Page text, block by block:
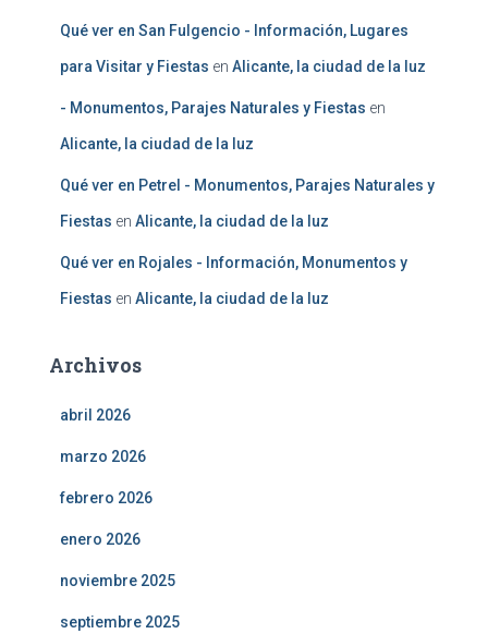
Qué ver en San Fulgencio - Información, Lugares
para Visitar y Fiestas en Alicante, la ciudad de la luz
- Monumentos, Parajes Naturales y Fiestas en
Alicante, la ciudad de la luz
Qué ver en Petrel - Monumentos, Parajes Naturales y
Fiestas en Alicante, la ciudad de la luz
Qué ver en Rojales - Información, Monumentos y
Fiestas en Alicante, la ciudad de la luz
Archivos
abril 2026
marzo 2026
febrero 2026
enero 2026
noviembre 2025
septiembre 2025